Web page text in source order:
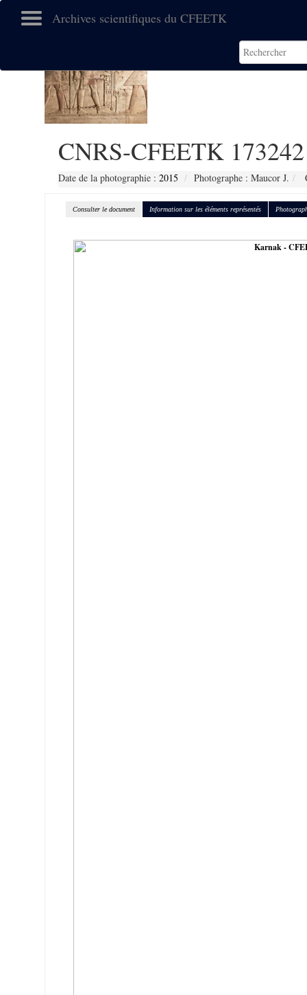
Archives scientifiques du CFEETK
CNRS-CFEETK 173242
Date de la photographie : 2015 Photographe : Maucor J.
Consulter le document Information sur les éléments représentés